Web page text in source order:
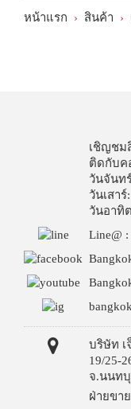
หน้าแรก › สินค้า ›
เชิญชม
ติดกับค
วันจันท
วันเสาร์
วันอาทิ
Line@
บริษัท เ
19/25-
จ.นนทบุ
ฝ่ายขา